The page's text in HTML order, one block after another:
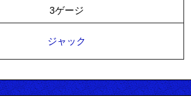
3ゲージ
ジャック